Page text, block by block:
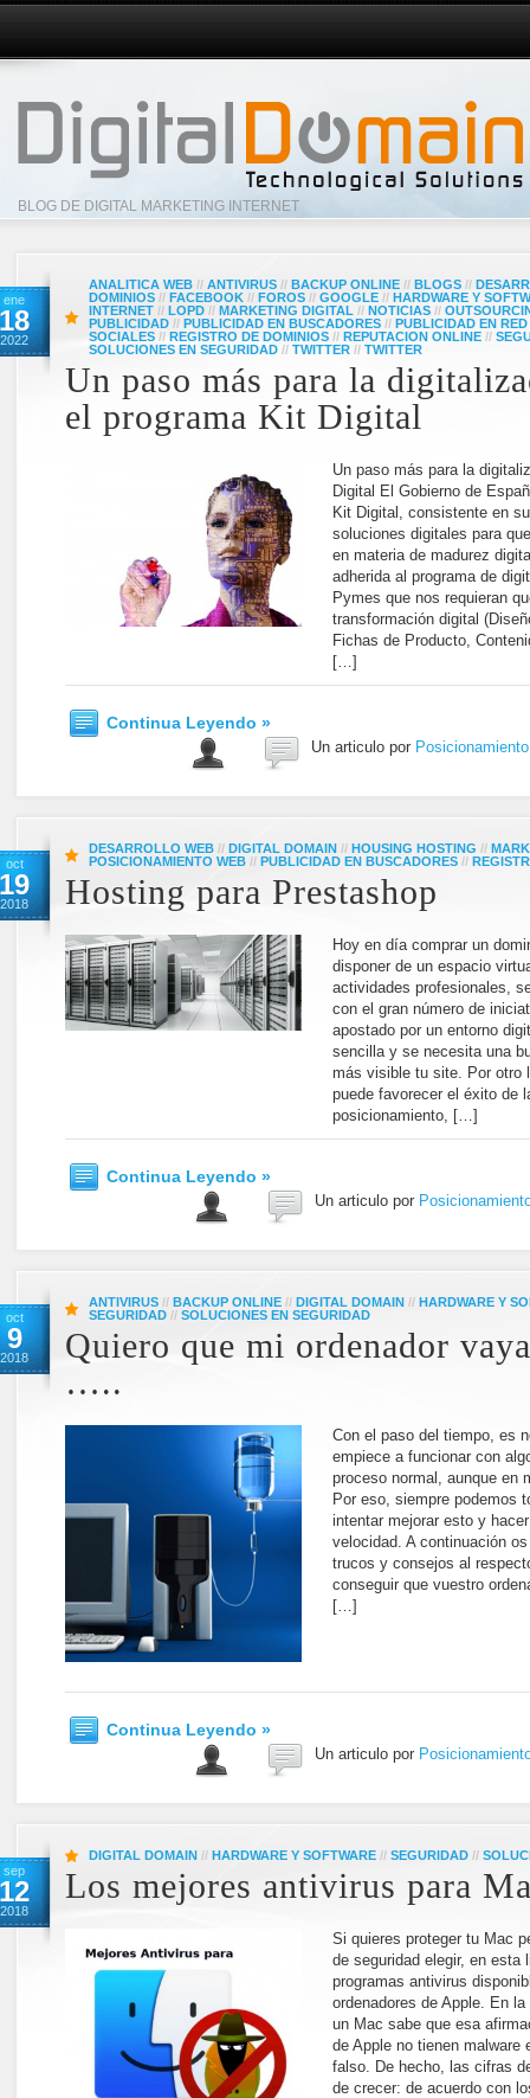
BLOG DE DIGITAL MARKETING INTERNET
ene
18
2022
ANALITICA WEB // ANTIVIRUS // BACKUP ONLINE // BLOGS //
DOMINIOS // FACEBOOK // FOROS // GOOGLE // HARDWARE Y
INTERNET // LOPD // MARKETING DIGITAL // NOTICIAS //
PUBLICIDAD // PUBLICIDAD EN BUSCADORES // PUBLICIDAD EN
SOCIALES // REGISTRO DE DOMINIOS // REPUTACION ONLINE //
SOLUCIONES EN SEGURIDAD // TWITTER // TWITTER
Un paso más para la
el programa Kit Digital
Un paso más para la
Digital El Gobierno de
Kit Digital, consistente en
soluciones digitales para
en materia de madurez
adherida al programa de
Pymes que nos requieran
transformación digital
Fichas de Producto,
[…]
Continua Leyendo »
Un articulo por
oct
19
2018
DESARROLLO WEB // DIGITAL DOMAIN // HOUSING HOSTING //
POSICIONAMIENTO WEB // PUBLICIDAD EN BUSCADORES //
Hosting para Prestashop
Hoy en día comprar un
disponer de un espacio
actividades profesionales,
con el gran número de
apostado por un entorno
sencilla y se necesita una
más visible tu site. Por otro
puede favorecer el éxito de
posicionamiento, […]
Continua Leyendo »
Un articulo por
oct
9
2018
ANTIVIRUS // BACKUP ONLINE // DIGITAL DOMAIN // HARDWARE Y
SEGURIDAD // SOLUCIONES EN SEGURIDAD
Quiero que mi ordenador
…..
Con el paso del tiempo, es
empiece a funcionar con
proceso normal, aunque en
Por eso, siempre podemos
intentar mejorar esto y
velocidad. A continuación
trucos y consejos al
conseguir que vuestro
[…]
Continua Leyendo »
Un articulo por
sep
12
2018
DIGITAL DOMAIN // HARDWARE Y SOFTWARE // SEGURIDAD //
Los mejores antivirus para
Si quieres proteger tu Mac
de seguridad elegir, en esta
programas antivirus
ordenadores de Apple. En
un Mac sabe que esa
de Apple no tienen malware
falso. De hecho, las cifras
de crecer: de acuerdo con